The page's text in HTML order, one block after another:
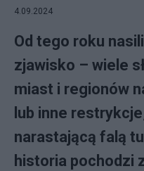
4.09.2024
Od tego roku
zjawisko – wiele
miast i regionów
lub inne
narastającą falą
historia pochodzi